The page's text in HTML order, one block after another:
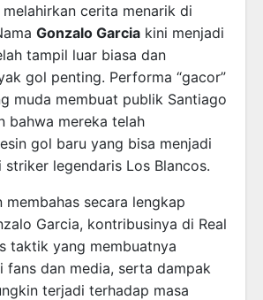
cerita menarik di
Gonzalo Garcia kini menjadi
tampil luar biasa dan
gol penting. Performa “gacor”
muda membuat publik Santiago
bahwa mereka telah
gol baru yang bisa menjadi
striker legendaris Los Blancos.
secara lengkap
Garcia, kontribusinya di Real
taktik yang membuatnya
fans dan media, serta dampak
terjadi terhadap masa